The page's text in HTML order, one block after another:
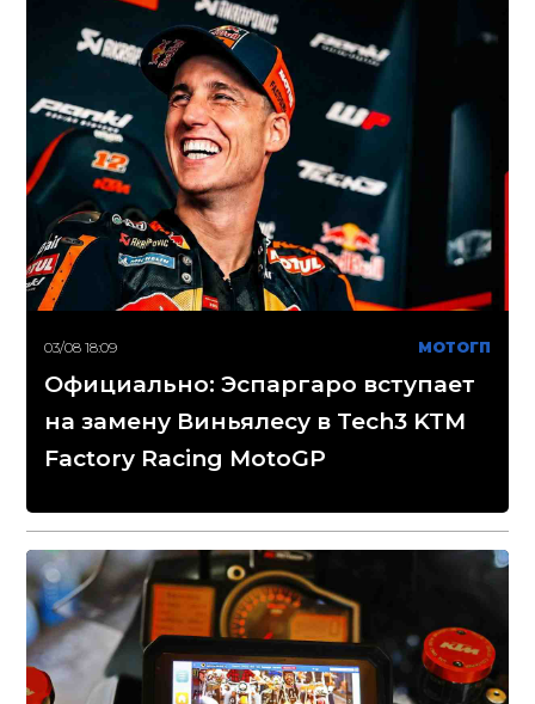
03/08 18:09 МОТОГП
Официально: Эспаргаро вступает
на замену Виньялесу в Tech3 KTM
Factory Racing MotoGP